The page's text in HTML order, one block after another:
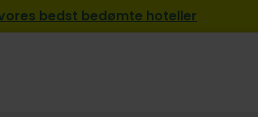
bedst bedømte hoteller